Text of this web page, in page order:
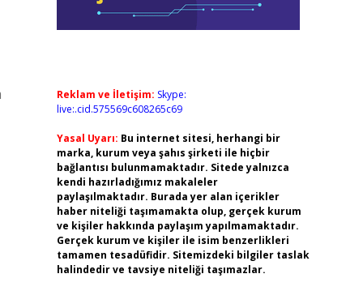
Reklam ve İletişim: Skype:
live:.cid.575569c608265c69
Yasal Uyarı: Bu internet sitesi, herhangi bir
marka, kurum veya şahıs şirketi ile hiçbir
bağlantısı bulunmamaktadır. Sitede yalnızca
kendi hazırladığımız makaleler
paylaşılmaktadır. Burada yer alan içerikler
haber niteliği taşımamakta olup, gerçek kurum
ve kişiler hakkında paylaşım yapılmamaktadır.
Gerçek kurum ve kişiler ile isim benzerlikleri
tamamen tesadüfidir. Sitemizdeki bilgiler taslak
halindedir ve tavsiye niteliği taşımazlar.